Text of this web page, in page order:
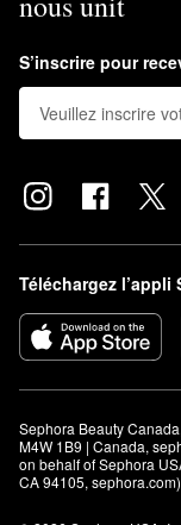
S’inscrire pour
Téléchargez l’appli
Sephora Beauty
M4W 1B9 | Canada,
on behalf of Sephora
CA 94105,